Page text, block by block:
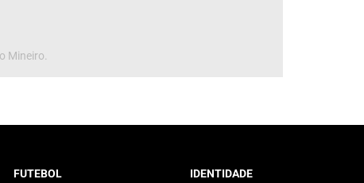
Mineiro.
FUTEBOL IDENTIDADE